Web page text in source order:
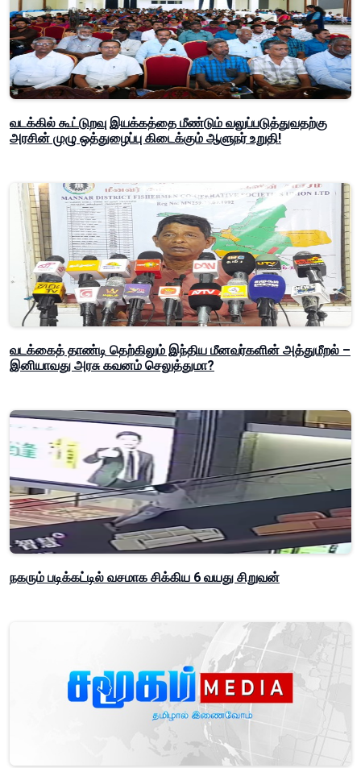
வடக்கில் கூட்டுறவு இயக்கத்தை மீண்டும் வலுப்படுத்துவதற்கு
அரசின் முழு ஒத்துழைப்பு கிடைக்கும் ஆளுநர் உறுதி!
வடக்கைத் தாண்டி தெற்கிலும் இந்திய மீனவர்களின் அத்துமீறல் –
இனியாவது அரசு கவனம் செலுத்துமா?
நகரும் படிக்கட்டில் வசமாக சிக்கிய 6 வயது சிறுவன்